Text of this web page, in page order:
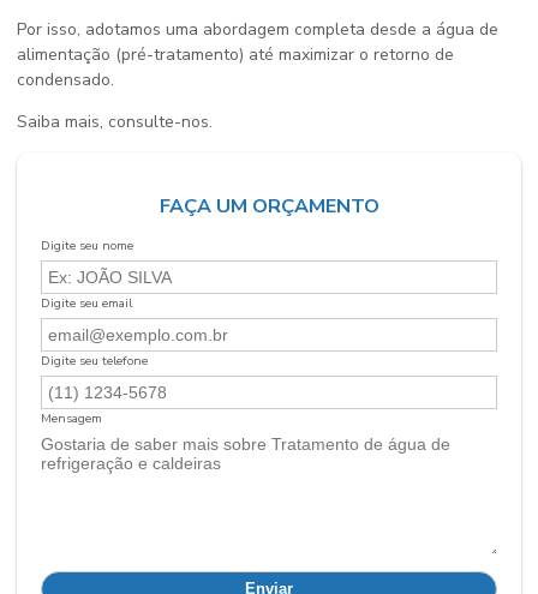
Por isso, adotamos uma abordagem completa desde a água de
alimentação (pré-tratamento) até maximizar o retorno de
condensado.
Saiba mais, consulte-nos.
FAÇA UM ORÇAMENTO
Digite seu nome
Digite seu email
Digite seu telefone
Mensagem